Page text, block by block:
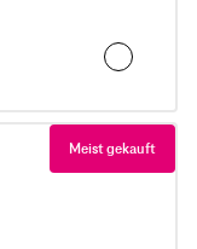
Meist gekauft